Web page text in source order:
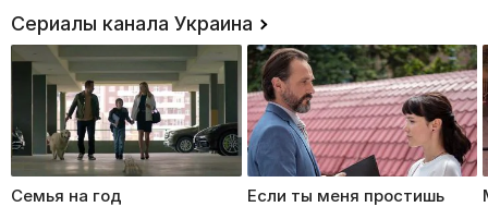
Сериалы канала Украина
Семья на год Если ты меня простишь